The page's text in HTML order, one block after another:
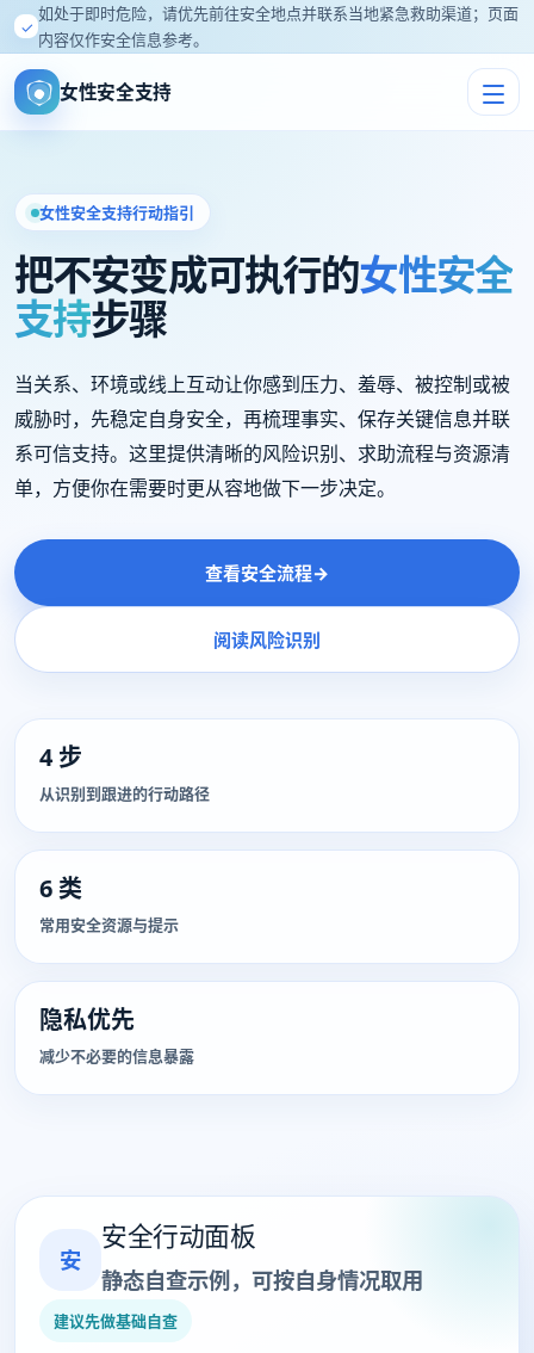
✓
如处于即时危险，请优先前往安全地点并联系当地紧急救助渠道；页面
内容仅作安全信息参考。
女性安全支持
女性安全支持行动指引
把不安变成可执行的女性安全
支持步骤
当关系、环境或线上互动让你感到压力、羞辱、被控制或被
威胁时，先稳定自身安全，再梳理事实、保存关键信息并联
系可信支持。这里提供清晰的风险识别、求助流程与资源清
单，方便你在需要时更从容地做下一步决定。
查看安全流程→
阅读风险识别
4 步
从识别到跟进的行动路径
6 类
常用安全资源与提示
隐私优先
减少不必要的信息暴露
安
安全行动面板
静态自查示例，可按自身情况取用
建议先做基础自查